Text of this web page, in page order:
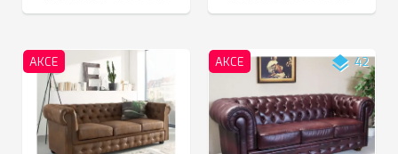
AKCE AKCE layers42